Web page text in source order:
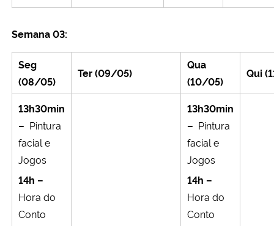
Semana 03:
Seg
(08/05)
Ter (09/05)
Qua
(10/05)
Qui
13h30min
– Pintura
facial e
Jogos
14h –
Hora do
Conto
13h30min
– Pintura
facial e
Jogos
14h –
Hora do
Conto